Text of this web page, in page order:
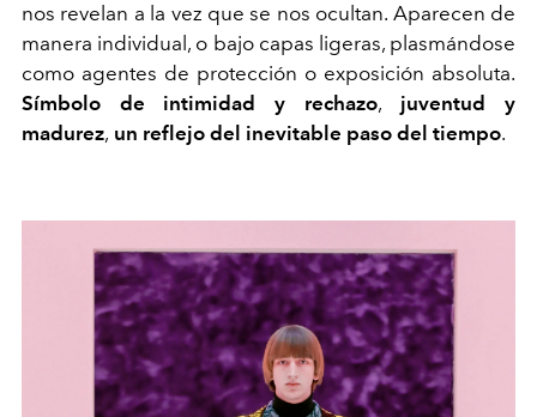
nos revelan a la vez que se nos ocultan. Aparecen de
manera individual, o bajo capas ligeras, plasmándose
como agentes de protección o exposición absoluta.
Símbolo de intimidad y rechazo, juventud y
madurez, un reflejo del inevitable paso del tiempo.